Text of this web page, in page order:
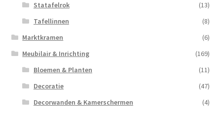
Statafelrok
(13)
Tafellinnen
(8)
Marktkramen
(6)
Meubilair & Inrichting
(169)
Bloemen & Planten
(11)
Decoratie
(47)
Decorwanden & Kamerschermen
(4)